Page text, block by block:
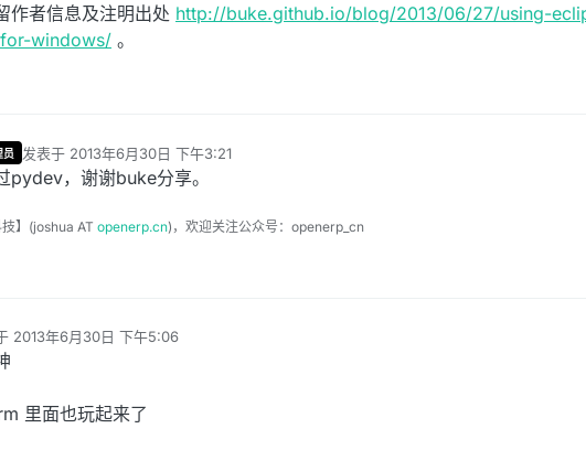
作者信息及注明出处 http://buke.github.io/blog/2013/06/27/using-
windows/ 。
员 发表于 2013年6月30日 下午3:21
最后由 编辑
pydev，谢谢buke分享。
技】(joshua AT openerp.cn)，欢迎关注公众号：openerp_cn
2013年6月30日 下午5:06
编辑
里面也玩起来了